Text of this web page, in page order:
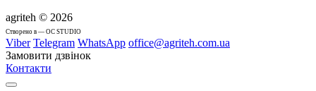
agriteh © 2026
Cтворено в — OC STUDIO
Viber Telegram WhatsApp office@agriteh.com.ua
Замовити дзвінок
Контакти